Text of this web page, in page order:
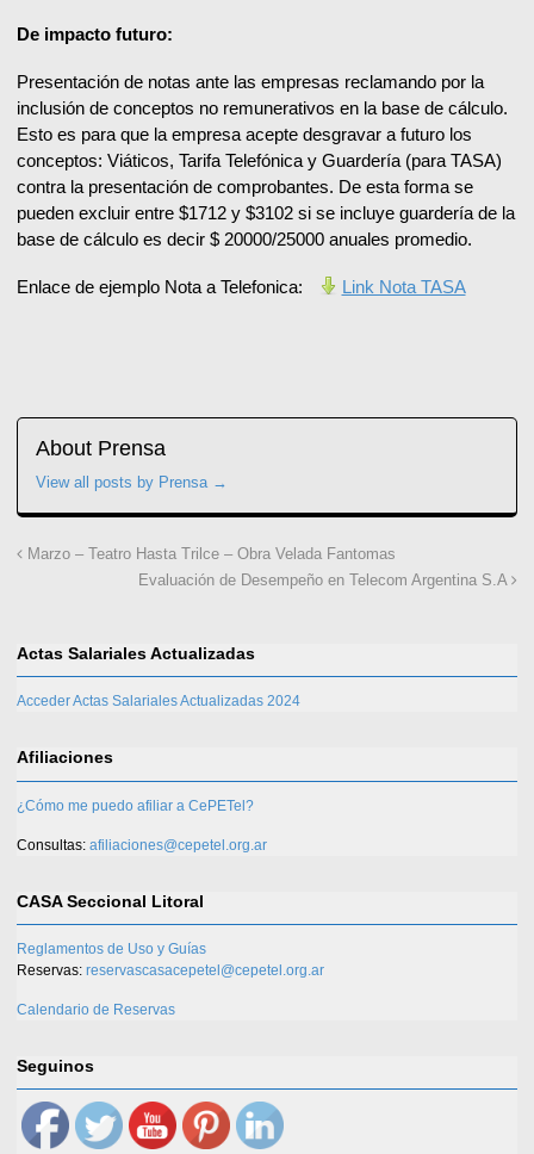
De impacto futuro:
Presentación de notas ante las empresas reclamando por la
inclusión de conceptos no remunerativos en la base de cálculo.
Esto es para que la empresa acepte desgravar a futuro los
conceptos: Viáticos, Tarifa Telefónica y Guardería (para TASA)
contra la presentación de comprobantes. De esta forma se
pueden excluir entre $1712 y $3102 si se incluye guardería de la
base de cálculo es decir $ 20000/25000 anuales promedio.
Enlace de ejemplo Nota a Telefonica: Link Nota TASA
About Prensa
View all posts by Prensa →
Marzo – Teatro Hasta Trilce – Obra Velada Fantomas
Evaluación de Desempeño en Telecom Argentina S.A
Actas Salariales Actualizadas
Acceder Actas Salariales Actualizadas 2024
Afiliaciones
¿Cómo me puedo afiliar a CePETel?
Consultas: afiliaciones@cepetel.org.ar
CASA Seccional Litoral
Reglamentos de Uso y Guías
Reservas: reservascasacepetel@cepetel.org.ar
Calendario de Reservas
Seguinos